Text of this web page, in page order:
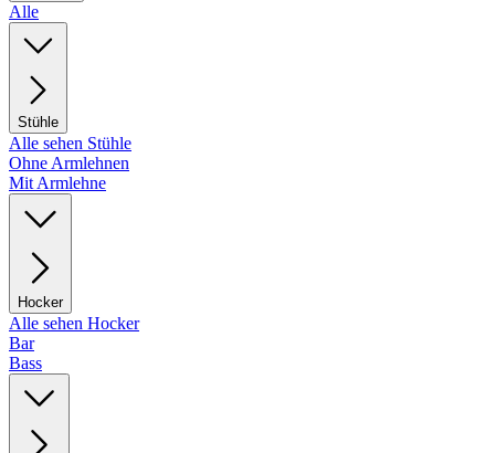
Alle
Stühle
Alle sehen Stühle
Ohne Armlehnen
Mit Armlehne
Hocker
Alle sehen Hocker
Bar
Bass